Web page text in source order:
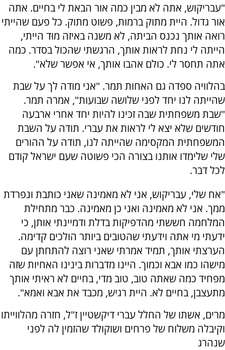
"עבריקוש, אתה לא מבין כמה אור הבאת לי בחיים. אתה
אור גדול. היית מתוק ברמות, פשוט מתוק. כל פעם שהייתי
רואה אותך נכנס הביתה, לא משנה באיזה מוּד הייתי,
הייתה לי נחת לראות אותך, הרגשתי שהכול בסדר. כמה
אתה תחסר לי. כולם אהבו אותך, אי אפשר שלא".
בהלוויה ספדה גם האחות תמר. "אני מודה לך על שבת
שהייתה לנו יחד לפני שלושה שבועות", אמרה תמר.
"שבת משפחתית שבה זכינו להיות יחד אחרי ארבעה
חודשים שלא יצא לי לראות את עברי. תודה על השבת
המשפחתית המקסימה שהייתה לנו, תודה על ההורים
שלי שלימדו אותנו בצורה הכי פשוטה שעם ישראל קודם
לכל דבר.
"אח שלי, עבריקוש, אני לא מאמינה שאני כותבת ונפרדת
ממך. אני לא מאמינה ואני כן מאמינה. כבר מתחילת
המלחמה חששתי מהדפיקות בדלת ודמיינתי אותן, כי
ידעתי מי אתה וידעתי שהטובים ביותר הולכים קדימה.
הערצתי אותך, תמיד אמרתי שאני רוצה להתחתן עם
מישהו כמו אבא וכמוך. היינו מדברות בינינו האחיות שזה
מפחיד כמה שאתה טוב, טוב מדי, בחיים לא ראיתי אותך
מתעצבן, בחיים לא. היית רגיש, מכבד את אבא ואמא".
מרים, אשתו של החלל עברי דיקשטיין ז"ל, חזרה מהלווייתו
וקיבלה משלוח של פרחים ושוקולד שהזמין לה לפני
שנהרג